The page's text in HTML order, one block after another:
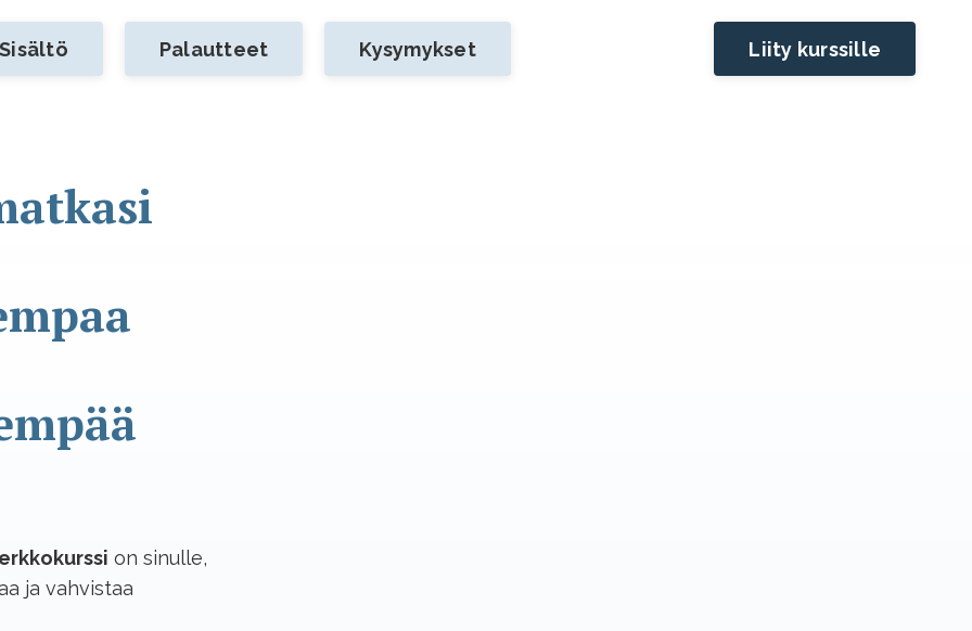
Sisältö Palautteet Kysymykset Liity kurssille
on sinulle,
ja vahvistaa